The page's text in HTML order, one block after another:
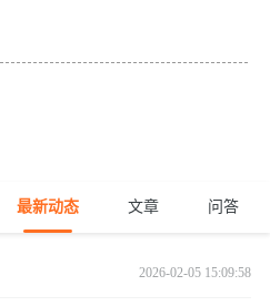
最新动态 文章 问答
2026-02-05 15:09:58